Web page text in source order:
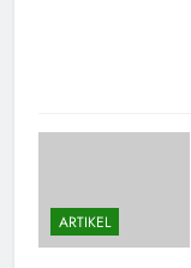
ARTIKEL